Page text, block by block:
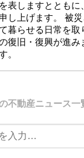
表しますとともに
し上げます。 被災
暮らせる日常を取
復旧・復興が進み
。
不動産ニュース一